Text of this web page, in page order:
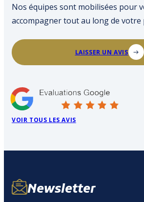
Nos équipes sont mobilisées pour
accompagner tout au long de votre
LAISSER UN AVIS
VOIR TOUS LES AVIS
Newsletter